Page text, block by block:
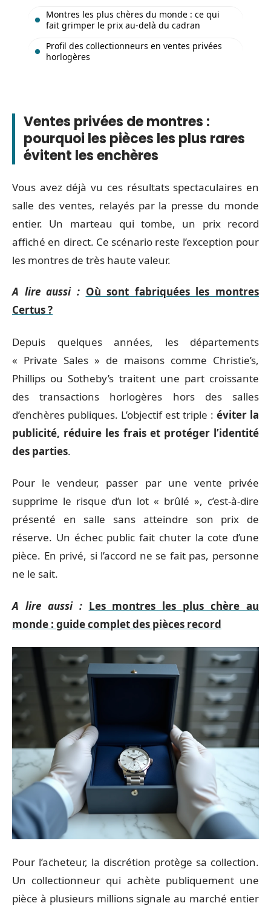
Montres les plus chères du monde : ce qui
fait grimper le prix au-delà du cadran
Profil des collectionneurs en ventes privées
horlogères
Ventes privées de montres :
pourquoi les pièces les plus rares
évitent les enchères
Vous avez déjà vu ces résultats spectaculaires en
salle des ventes, relayés par la presse du monde
entier. Un marteau qui tombe, un prix record
affiché en direct. Ce scénario reste l’exception pour
les montres de très haute valeur.
A lire aussi : Où sont fabriquées les montres
Certus ?
Depuis quelques années, les départements
« Private Sales » de maisons comme Christie’s,
Phillips ou Sotheby’s traitent une part croissante
des transactions horlogères hors des salles
d’enchères publiques. L’objectif est triple : éviter la
publicité, réduire les frais et protéger l’identité
des parties.
Pour le vendeur, passer par une vente privée
supprime le risque d’un lot « brûlé », c’est-à-dire
présenté en salle sans atteindre son prix de
réserve. Un échec public fait chuter la cote d’une
pièce. En privé, si l’accord ne se fait pas, personne
ne le sait.
A lire aussi : Les montres les plus chère au
monde : guide complet des pièces record
Pour l’acheteur, la discrétion protège sa collection.
Un collectionneur qui achète publiquement une
pièce à plusieurs millions signale au marché entier